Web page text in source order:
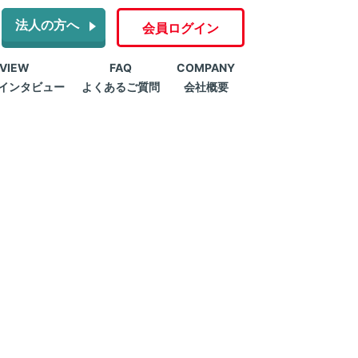
法人の方へ 会員ログイン
ンタビュー
FAQ
よくあるご質問
COMPANY
会社概要